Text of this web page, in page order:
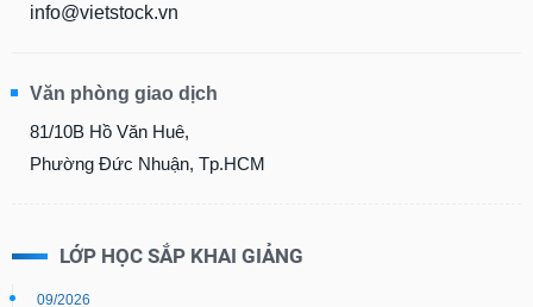
info@vietstock.vn
Văn phòng giao dịch
81/10B Hồ Văn Huê,
Phường Đức Nhuận, Tp.HCM
LỚP HỌC SẮP KHAI GIẢNG
09/2026